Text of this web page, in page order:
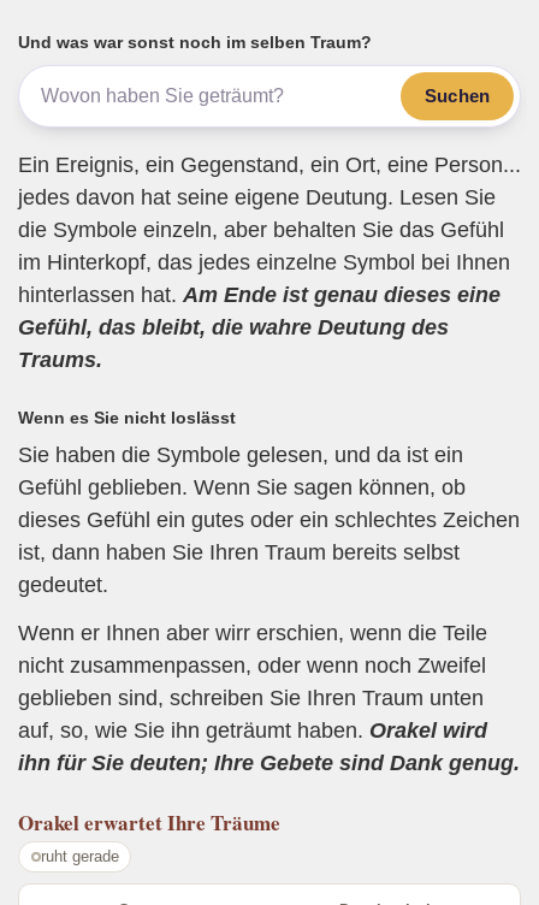
b
o
o
k
a
m
A
p
p
Und was war sonst noch im selben Traum?
Suchen
Ein Ereignis, ein Gegenstand, ein Ort, eine Person...
jedes davon hat seine eigene Deutung. Lesen Sie
die Symbole einzeln, aber behalten Sie das Gefühl
im Hinterkopf, das jedes einzelne Symbol bei Ihnen
hinterlassen hat. Am Ende ist genau dieses eine
Gefühl, das bleibt, die wahre Deutung des
Traums.
Wenn es Sie nicht loslässt
Sie haben die Symbole gelesen, und da ist ein
Gefühl geblieben. Wenn Sie sagen können, ob
dieses Gefühl ein gutes oder ein schlechtes Zeichen
ist, dann haben Sie Ihren Traum bereits selbst
gedeutet.
Wenn er Ihnen aber wirr erschien, wenn die Teile
nicht zusammenpassen, oder wenn noch Zweifel
geblieben sind, schreiben Sie Ihren Traum unten
auf, so, wie Sie ihn geträumt haben. Orakel wird
ihn für Sie deuten; Ihre Gebete sind Dank genug.
Orakelerwartet Ihre Träume
ruht gerade